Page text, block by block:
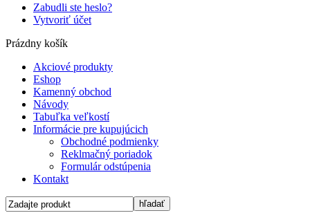
Zabudli ste heslo?
Vytvoriť účet
Prázdny košík
Akciové produkty
Eshop
Kamenný obchod
Návody
Tabuľka veľkostí
Informácie pre kupujúcich
Obchodné podmienky
Reklmačný poriadok
Formulár odstúpenia
Kontakt